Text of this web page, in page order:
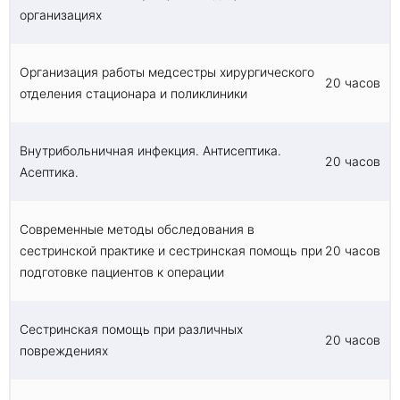
организациях
Организация работы медсестры хирургического
отделения стационара и поликлиники
20 часов
Внутрибольничная инфекция. Антисептика.
Асептика.
20 часов
Современные методы обследования в
сестринской практике и сестринская помощь при
подготовке пациентов к операции
20 часов
Сестринская помощь при различных
повреждениях
20 часов